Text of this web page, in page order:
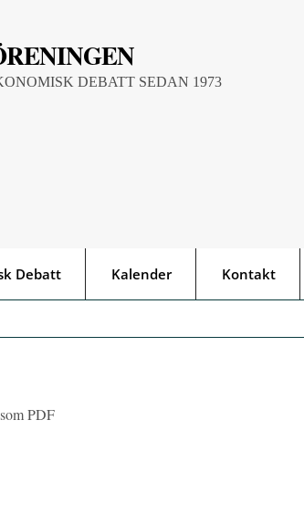
DEBATT SEDAN 1973
Debatt Kalender Kontakt
PDF